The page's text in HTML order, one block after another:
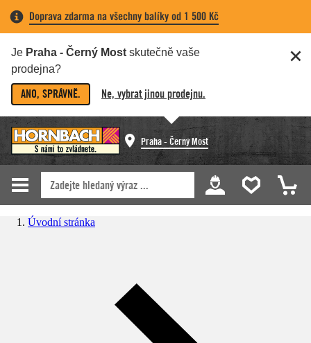
Doprava zdarma na všechny balíky od 1 500 Kč
Je Praha - Černý Most skutečně vaše
prodejna?
ANO, SPRÁVNĚ. Ne, vybrat jinou prodejnu.
Praha - Černý Most
Úvodní stránka